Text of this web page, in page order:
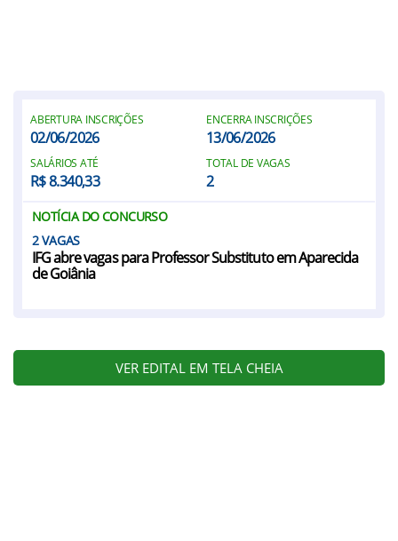
ABERTURA INSCRIÇÕES
02/06/2026
ENCERRA INSCRIÇÕES
13/06/2026
SALÁRIOS ATÉ
R$ 8.340,33
TOTAL DE VAGAS
2
NOTÍCIA DO CONCURSO
2
IFG abre vagas para Professor Substituto em Aparecida
de Goiânia
VER EDITAL EM TELA CHEIA